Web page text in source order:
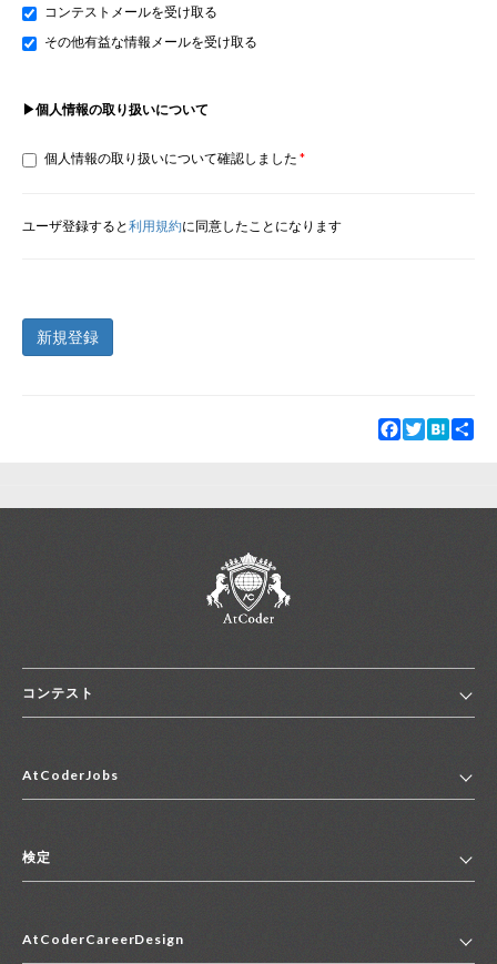
コンテストメールを受け取る
その他有益な情報メールを受け取る
▶個人情報の取り扱いについて
個人情報の取り扱いについて確認しました
ユーザ登録すると利用規約に同意したことになります
新規登録
Facebook
TwitterHatena
コンテスト
コンテスト一覧
便利リンク集
AtCoderJobs
2027年新卒採用求人一覧
中途採用求人一覧
検定
マイページ
AtCoderCareerDesign